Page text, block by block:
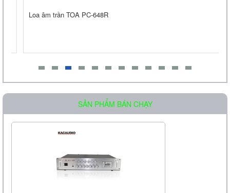
Loa âm trần TOA PC-648R
SẢN PHẨM BÁN CHẠY
Loa Treo Tường Kasen 206 GT